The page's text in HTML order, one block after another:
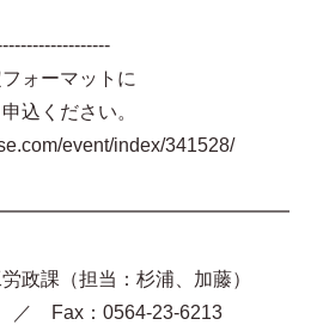
ォーマットに
込ください。
event/index/341528/
政課（担当：杉浦、加藤）
／ Fax：0564-23-6213